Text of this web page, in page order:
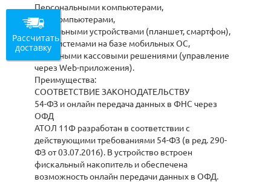
Персональными компьютерами,
POS-компьютерами,
Мобильными устройствами (планшет, смартфон),
POS-системами на базе мобильных ОС,
Облачными кассовыми решениями (управление
через Web-приложения).
Преимущества:
СООТВЕТСТВИЕ ЗАКОНОДАТЕЛЬСТВУ
54-ФЗ и онлайн передача данных в ФНС через
ОФД
АТОЛ 11Ф разработан в соответствии с
действующими требованиями 54-ФЗ (в ред. 290-
ФЗ от 03.07.2016). В устройство встроен
фискальный накопитель и обеспечена
возможность онлайн передачи данных в ОФД.
Рассчитать
доставку